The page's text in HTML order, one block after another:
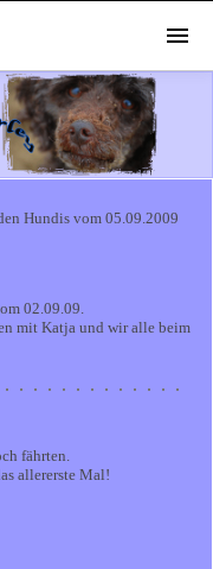
Hundis vom 05.09.2009
02.09.09.
mit Katja und wir alle beim
fährten.
allererste Mal!